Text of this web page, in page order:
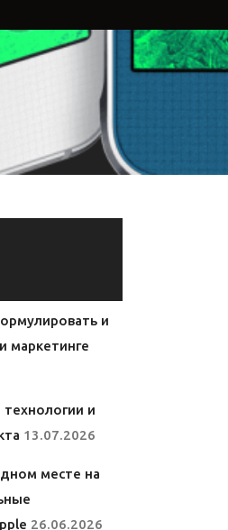
и
маркетинге
технологии и
13.07.2026
месте на
26.06.2026